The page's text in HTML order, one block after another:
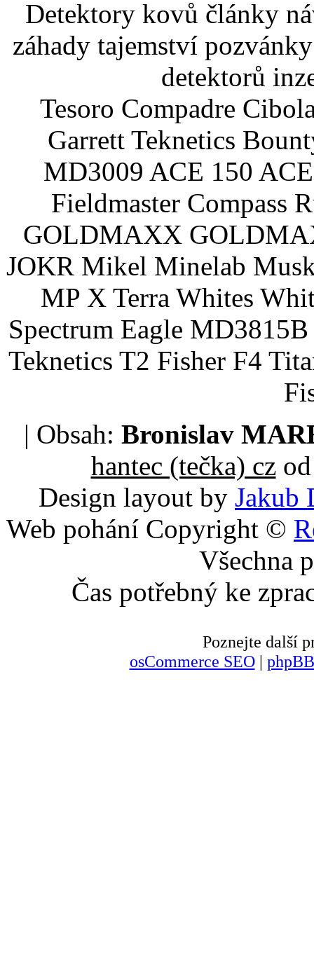
Detektory kovů články
záhady tajemství
detektorů
Tesoro Compadre
Garrett Teknetics
MD3009 ACE 150
Fieldmaster Compass
GOLDMAXX
JOKR Mikel Minelab
MP X Terra Whites
Spectrum Eagle
Teknetics T2 Fisher F4
| Obsah: Bronislav
hantec (tečka) czod
Design layout by Jakub
Web pohání Copyright ©
Všechna
Čas potřebný ke
Poznejte další
osCommerce SEO|